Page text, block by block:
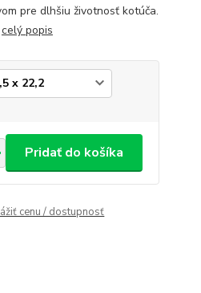
pre dlhšiu životnosť kotúča.
celý popis
Pridať do košíka
cenu / dostupnosť